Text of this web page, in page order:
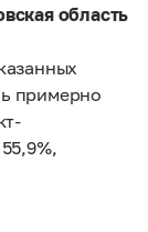
область
примерно